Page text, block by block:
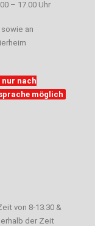
– 17.00 Uhr
an
nur nach
möglich
von 8-13.30 &
der Zeit